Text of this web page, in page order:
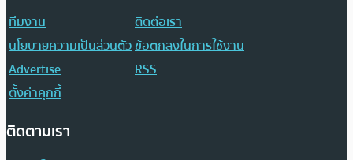
ทีมงาน
ติดต่อเรา
นโยบายความเป็นส่วนตัวข้อตกลงในการใช้งาน
Advertise
RSS
ตั้งค่าคุกกี้
ติดตามเรา